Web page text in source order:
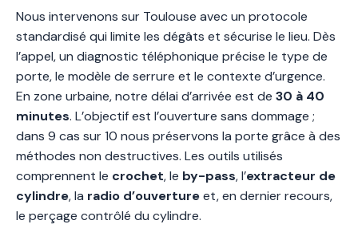
Nous intervenons sur Toulouse avec un protocole
standardisé qui limite les dégâts et sécurise le lieu. Dès
l’appel, un diagnostic téléphonique précise le type de
porte, le modèle de serrure et le contexte d’urgence.
En zone urbaine, notre délai d’arrivée est de 30 à 40
minutes. L’objectif est l’ouverture sans dommage ;
dans 9 cas sur 10 nous préservons la porte grâce à des
méthodes non destructives. Les outils utilisés
comprennent le crochet, le by-pass, l’extracteur de
cylindre, la radio d’ouvertureet, en dernier recours,
le perçage contrôlé du cylindre.